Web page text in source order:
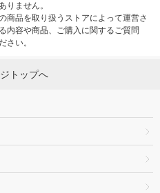
りません。
商品を取り扱うストアによって運営さ
内容や商品、ご購入に関するご質問
さい。
トップへ